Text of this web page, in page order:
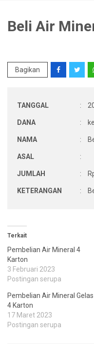
Beli Air
Bagikan
TANGGAL :
DANA :
NAMA :
ASAL :
JUMLAH :
KETERANGAN :
Terkait
Pembelian Air Mineral 4
Karton
3 Februari 2023
Postingan serupa
Pembelian Air Mineral Gelas
4 Karton
17 Maret 2023
Postingan serupa